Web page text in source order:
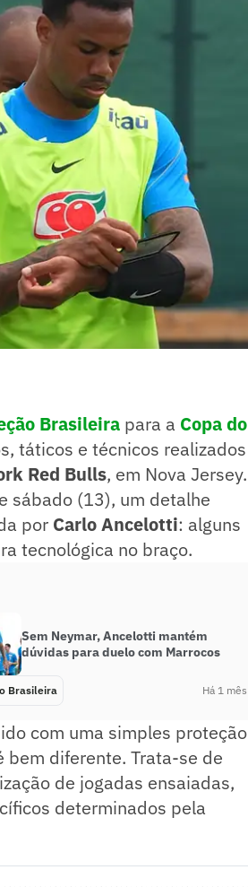
Brasileira para a Copa do
táticos e técnicos realizados
Red Bulls, em Nova Jersey.
sábado (13), um detalhe
por Carlo Ancelotti: alguns
tecnológica no braço.
Sem Neymar, Ancelotti mantém
dúvidas para duelo com Marrocos
Brasileira Há 1 mês
com uma simples proteção
bem diferente. Trata-se de
de jogadas ensaiadas,
determinados pela